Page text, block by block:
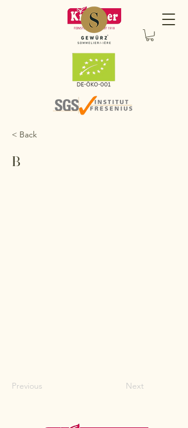
< Back
B
Previous Next